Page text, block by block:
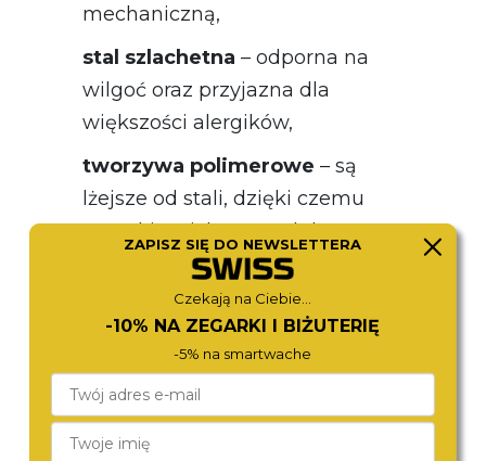
mechaniczną,
stal szlachetna – odporna na
wilgoć oraz przyjazna dla
większości alergików,
tworzywa polimerowe – są
lżejsze od stali, dzięki czemu
zegarki z nich wyprodukowane są
komfortowe w użytkowaniu.
W zegarkach dla aktywnych istotną
rolę odgrywa również dobrze
dobrany pasek. Tutaj z pewnością
nie sprawdza się masywne
bransolety czy paski ze skóry. Marki
ZAPISZ SIĘ DO NEWSLETTERA
Czekają na Ciebie...
-10% NA ZEGARKI I BIŻUTERIĘ
-5% na smartwache